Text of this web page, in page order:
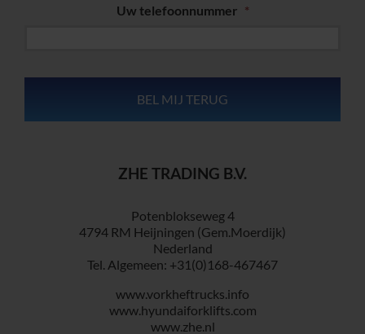
Uw telefoonnummer *
ZHE TRADING B.V.
Potenblokseweg 4
4794 RM Heijningen (Gem.Moerdijk)
Nederland
Tel. Algemeen: +31(0)168-467467
www.vorkheftrucks.info
www.hyundaiforklifts.com
www.zhe.nl